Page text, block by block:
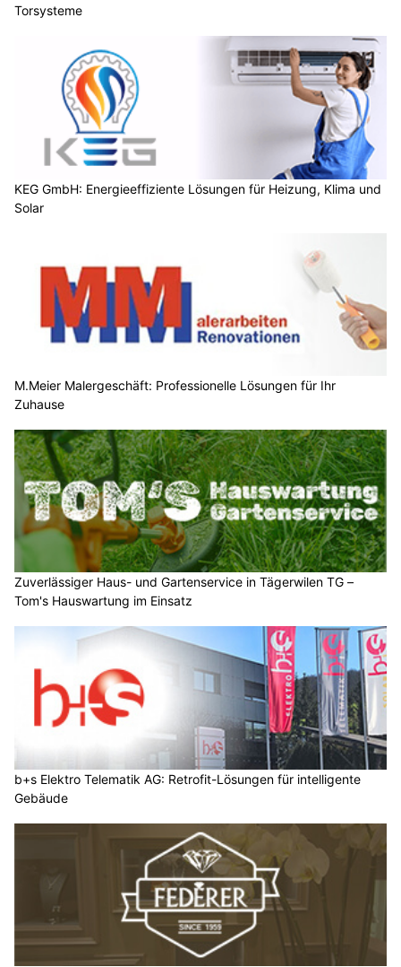
Torsysteme
KEG GmbH: Energieeffiziente Lösungen für Heizung, Klima und
Solar
M.Meier Malergeschäft: Professionelle Lösungen für Ihr
Zuhause
Zuverlässiger Haus- und Gartenservice in Tägerwilen TG –
Tom's Hauswartung im Einsatz
b+s Elektro Telematik AG: Retrofit-Lösungen für intelligente
Gebäude